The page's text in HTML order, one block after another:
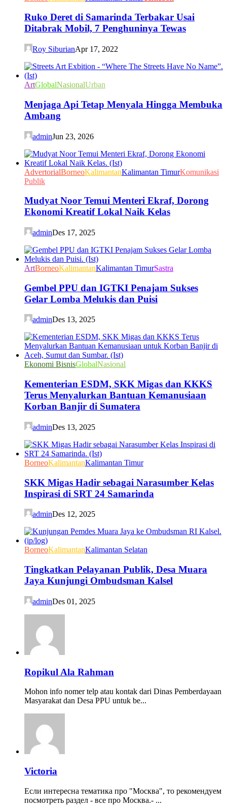
Ruko Deret di Samarinda Terbakar Usai
Ditabrak Mobil, 7 Penghuninya Tewas
Roy SiburianApr 17, 2022
ArtGlobalNasionalUrban
Menjaga Api Tetap Menyala Hingga Membuka
Ambang
adminJun 23, 2026
AdvertorialBorneoKalimantanKalimantan TimurKomunikasi
Publik
Mudyat Noor Temui Menteri Ekraf, Dorong
Ekonomi Kreatif Lokal Naik Kelas
adminDes 17, 2025
ArtBorneoKalimantanKalimantan TimurSastra
Gembel PPU dan IGTKI Penajam Sukses
Gelar Lomba Melukis dan Puisi
adminDes 13, 2025
Ekonomi BisnisGlobalNasional
Kementerian ESDM, SKK Migas dan KKKS
Terus Menyalurkan Bantuan Kemanusiaan
Korban Banjir di Sumatera
adminDes 13, 2025
BorneoKalimantanKalimantan Timur
SKK Migas Hadir sebagai Narasumber Kelas
Inspirasi di SRT 24 Samarinda
adminDes 12, 2025
BorneoKalimantanKalimantan Selatan
Tingkatkan Pelayanan Publik, Desa Muara
Jaya Kunjungi Ombudsman Kalsel
adminDes 01, 2025
Ropikul Ala Rahman
Mohon info nomer telp atau kontak dari Dinas Pemberdayaan
Masyarakat dan Desa PPU untuk be...
Victoria
Если интересна тематика про "Москва", то рекомендуем
посмотреть раздел - все про Москва.- ...